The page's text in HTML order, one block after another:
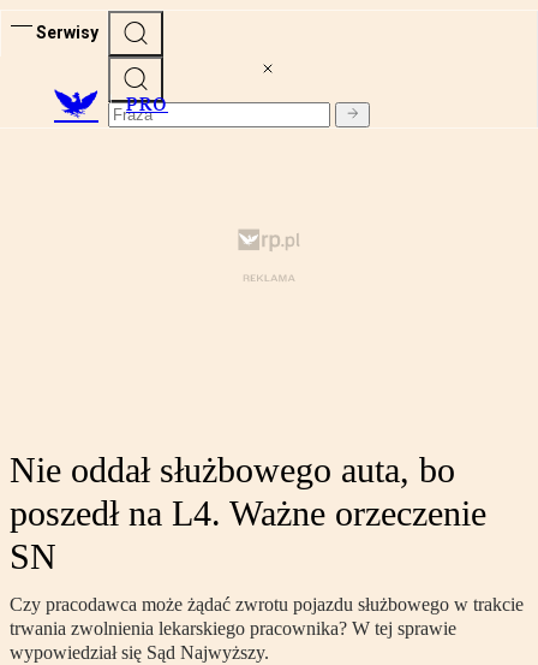
Serwisy
PRO
Nie oddał służbowego auta, bo
poszedł na L4. Ważne orzeczenie
SN
Czy pracodawca może żądać zwrotu pojazdu służbowego w trakcie
trwania zwolnienia lekarskiego pracownika? W tej sprawie
wypowiedział się Sąd Najwyższy.